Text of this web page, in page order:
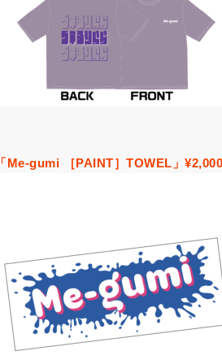
「Me-gumi ［PAINT］TOWEL」¥2,000